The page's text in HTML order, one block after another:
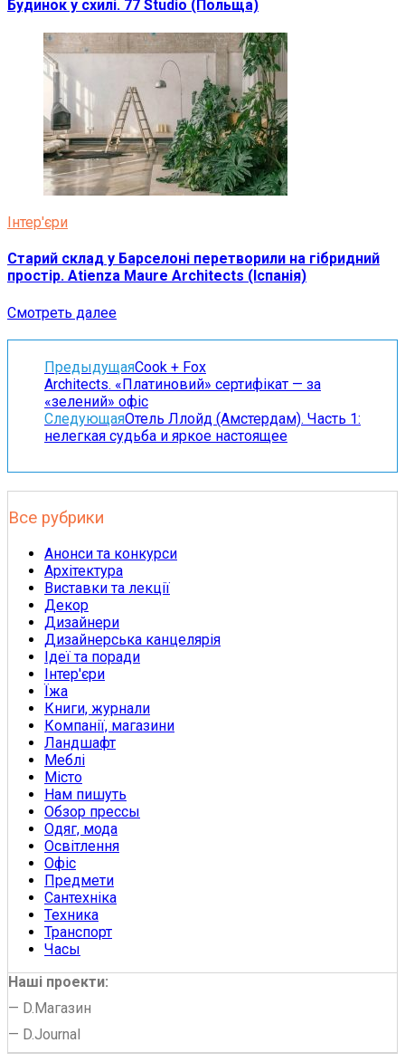
Будинок у схилі. 77 Studio (Польща)
Інтер'єри
Старий склад у Барселоні перетворили на гібридний
простір. Atienza Maure Architects (Іспанія)
Смотреть далее
ПредыдущаяCook + Fox
Architects. «Платиновий» сертифікат — за
«зелений» офіс
СледующаяОтель Ллойд (Амстердам). Часть 1:
нелегкая судьба и яркое настоящее
Все рубрики
Анонси та конкурси
Архітектура
Виставки та лекції
Декор
Дизайнери
Дизайнерська канцелярія
Ідеї та поради
Інтер'єри
Їжа
Книги, журнали
Компанії, магазини
Ландшафт
Меблі
Місто
Нам пишуть
Обзор прессы
Одяг, мода
Освітлення
Офіс
Предмети
Сантехніка
Техника
Транспорт
Часы
Наші проекти:
— D.Магазин
— D.Journal